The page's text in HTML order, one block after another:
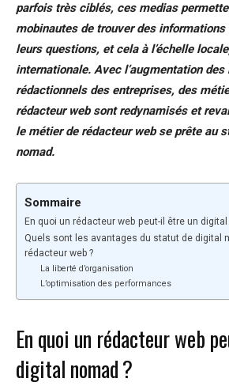
parfois très ciblés, ces medias
mobinautes de trouver des informations
leurs questions, et cela à l’échelle
internationale. Avec l’augmentation des
rédactionnels des entreprises, des
rédacteur web sont redynamisés et
le métier de rédacteur web se prête au
nomad.
Sommaire
En quoi un rédacteur web peut-il être un digital
Quels sont les avantages du statut de digital
rédacteur web ?
La liberté d’organisation
L’optimisation des performances
En quoi un rédacteur web
digital nomad ?